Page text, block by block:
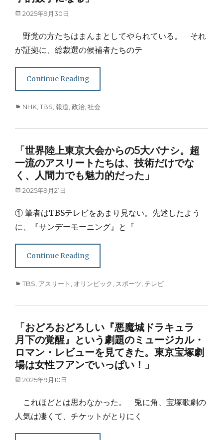
Posted
2025年9月30日
野党の方たちはまんまとしてやられている。 それ
が証拠に、総裁選の候補者たちのテ
Continue Reading
Categories
NHK TBS 報道 政治 社会
「世界陸上東京大会からの5大バナシ。超
一流のアスリートたちは、技術だけでな
く、人間力でも魅力的だった」
Posted
2025年9月21日
① 筆者はTBSテレビをあまり見ない。先述したよう
に、『サンデーモーニング』と『
Continue Reading
Categories
TBS アスリート オリンピック スポーツ テレビ
「おどろおどろしい『悪魔城ドラキュラ
月下の覚醒』という劇題のミュージカル・
ロマン・レビューを見てきた。東京宝塚劇
場は女性フアンでいっぱい！」
Posted
2025年9月10日
これほどとは思わなかった。 兎に角、宝塚歌劇の
人気は凄くて、チケットがとりにく